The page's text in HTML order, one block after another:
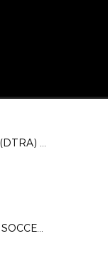
MAXIME APRUZZESE (DTRA) : "RECRUTEMENT, FIDELISATION, FORMATION"
LE NATIONAL BEACH SOCCER VU DU CIEL